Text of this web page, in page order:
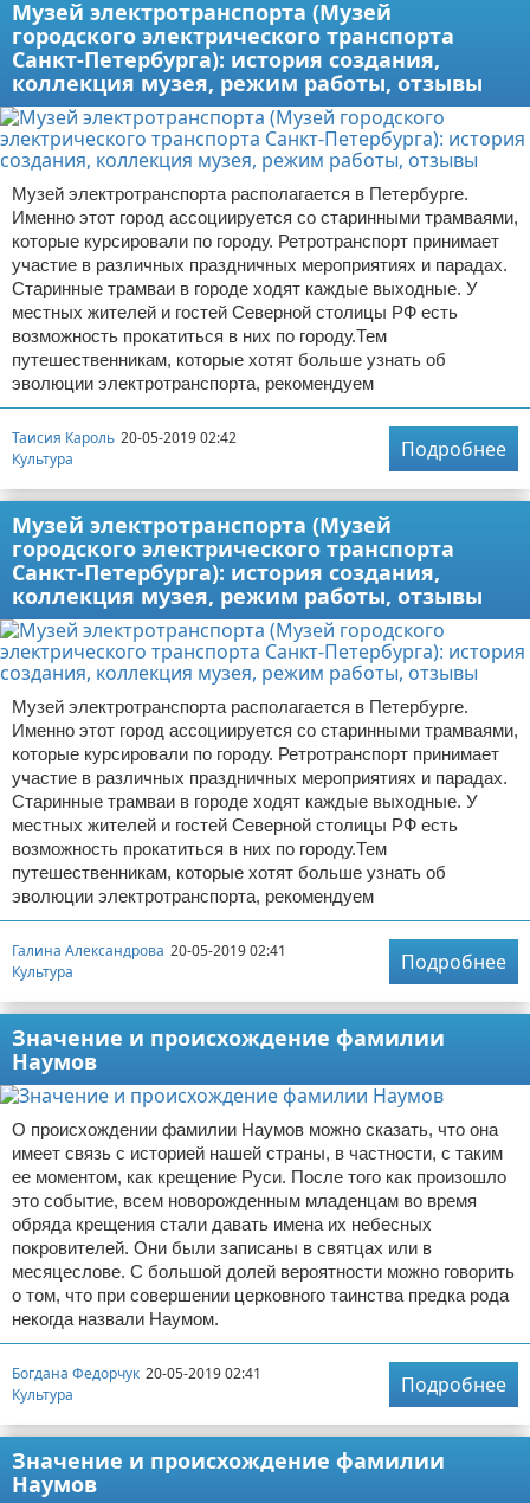
Музей электротранспорта (Музей
городского электрического транспорта
Санкт-Петербурга): история создания,
коллекция музея, режим работы, отзывы
Музей электротранспорта располагается в Петербурге.
Именно этот город ассоциируется со старинными трамваями,
которые курсировали по городу. Ретротранспорт принимает
участие в различных праздничных мероприятиях и парадах.
Старинные трамваи в городе ходят каждые выходные. У
местных жителей и гостей Северной столицы РФ есть
возможность прокатиться в них по городу.Тем
путешественникам, которые хотят больше узнать об
эволюции электротранспорта, рекомендуем
Таисия Кароль 20-05-2019 02:42
Культура
Подробнее
Музей электротранспорта (Музей
городского электрического транспорта
Санкт-Петербурга): история создания,
коллекция музея, режим работы, отзывы
Музей электротранспорта располагается в Петербурге.
Именно этот город ассоциируется со старинными трамваями,
которые курсировали по городу. Ретротранспорт принимает
участие в различных праздничных мероприятиях и парадах.
Старинные трамваи в городе ходят каждые выходные. У
местных жителей и гостей Северной столицы РФ есть
возможность прокатиться в них по городу.Тем
путешественникам, которые хотят больше узнать об
эволюции электротранспорта, рекомендуем
Галина Александрова 20-05-2019 02:41
Культура
Подробнее
Значение и происхождение фамилии
Наумов
О происхождении фамилии Наумов можно сказать, что она
имеет связь с историей нашей страны, в частности, с таким
ее моментом, как крещение Руси. После того как произошло
это событие, всем новорожденным младенцам во время
обряда крещения стали давать имена их небесных
покровителей. Они были записаны в святцах или в
месяцеслове. С большой долей вероятности можно говорить
о том, что при совершении церковного таинства предка рода
некогда назвали Наумом.
Богдана Федорчук 20-05-2019 02:41
Культура
Подробнее
Значение и происхождение фамилии
Наумов